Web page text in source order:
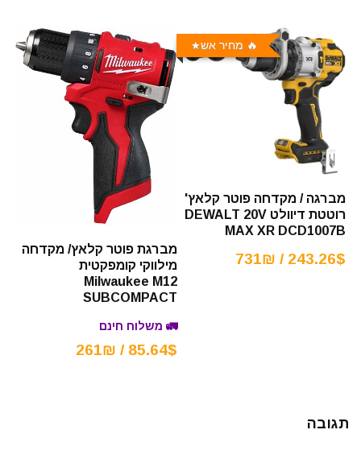
🔥 מחיר אש
מברגה / מקדחה פוטר קלאץ'
רוטטת דיוולט DEWALT 20V
MAX XR DCD1007B
243.26$ / 731₪
מברגת פוטר קלאץ/ מקדחה
מילווקי קומפקטית
Milwaukee M12
SUBCOMPACT
🚛 משלוח חינם
85.64$ / 261₪
תגובה